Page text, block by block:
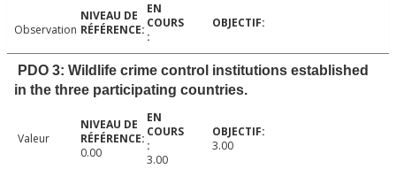
Observation
PDO 3: Wildlife crime control institutions established
in the three participating countries.
Valeur
0.00
3.00
3.00